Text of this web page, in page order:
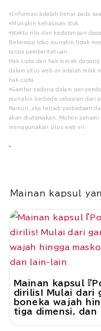
*Informasi adalah benar pada
*Mungkin kehabisan stok.
*Waktu rilis dan kedatangan
Beberapa toko mungkin tidak
tanpa pemberitahuan.
Hak cipta dan hak merek
dalam situs web ini adalah milik
hak cipta.
*Gambar sedang dalam
mungkin berbeda sebagian dari
Namun, jika terjadi perbedaan
akan diutamakan. Mohon
menggunakan situs web ini.
.
Mainan kapsul
Mainan kapsul 『
dirilis! Mulai dari
boneka wajah
tiga dimensi, dan